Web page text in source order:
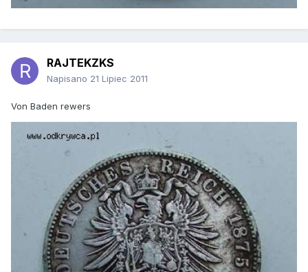
RAJTEKZKS
Napisano 21 Lipiec 2011
Von Baden rewers